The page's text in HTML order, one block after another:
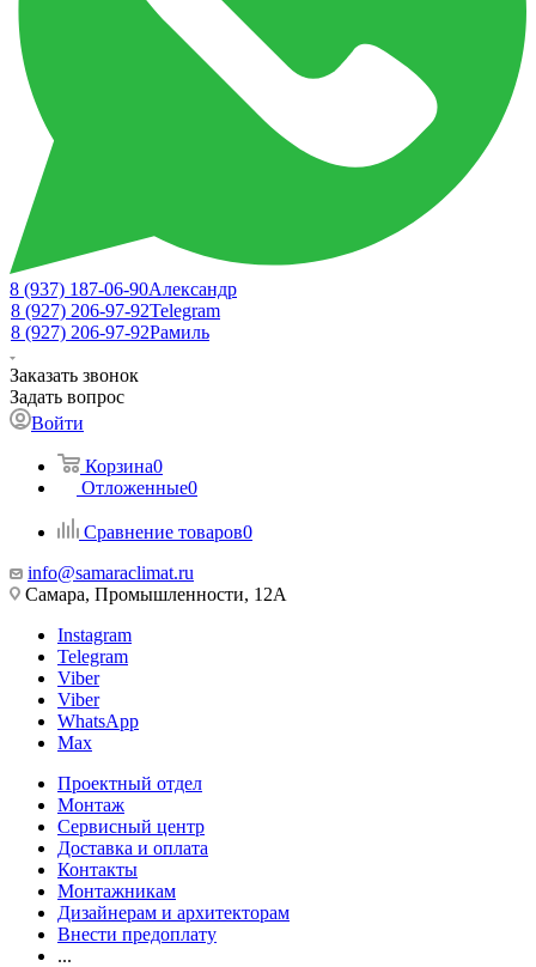
8 (937) 187-06-90Александр
8 (927) 206-97-92Telegram
8 (927) 206-97-92Рамиль
Заказать звонок
Задать вопрос
Войти
Корзина0
Отложенные0
Сравнение товаров0
info@samaraclimat.ru
Самара, Промышленности, 12А
Instagram
Telegram
Viber
Viber
WhatsApp
Max
Проектный отдел
Монтаж
Сервисный центр
Доставка и оплата
Контакты
Монтажникам
Дизайнерам и архитекторам
Внести предоплату
...